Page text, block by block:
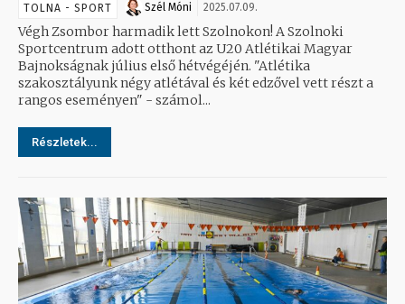
TOLNA - SPORT Szél Móni 2025.07.09.
Végh Zsombor harmadik lett Szolnokon! A Szolnoki
Sportcentrum adott otthont az U20 Atlétikai Magyar
Bajnokságnak július első hétvégéjén. "Atlétika
szakosztályunk négy atlétával és két edzővel vett részt a
rangos eseményen" - számol...
Részletek...